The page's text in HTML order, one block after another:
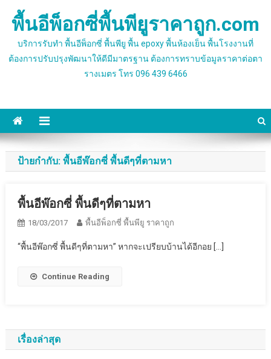
พื้นอีพ็อกซี่พื้นพียูราคาถูก.com
บริการรับทำ พื้นอีพ็อกซี่ พื้นพียู พื้น epoxy พื้นห้องเย็น พื้นโรงงานที่
ต้องการปรับปรุงพัฒนาให้ดีมีมาตรฐาน ต้องการทราบข้อมูลราคาต่อตา
รางเมตร โทร 096 439 6466
ป้ายกำกับ: พื้นอีพ๊อกซี่ พื้นดีๆที่ตามหา
พื้นอีพ๊อกซี่ พื้นดีๆที่ตามหา
18/03/2017 พื้นอีพ็อกซี่ พื้นพียู ราคาถูก
“พื้นอีพ๊อกซี่ พื้นดีๆที่ตามหา” หากจะเปรียบบ้านได้อีกอย […]
Continue Reading
เรื่องล่าสุด